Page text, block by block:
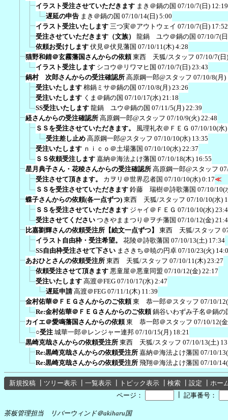
イラスト受注させていただきます まき＠鍋の国 07/10/7(日) 12:19
遅延の申告 まき＠鍋の国 07/10/14(日) 5:00
イラスト受注いたします 三つ実＠アウトウェイ 07/10/7(日) 17:52
受注させていただきます（文族）
龍鍋 ユウ＠鍋の国 07/10/7(
依頼お受けします 伏見＠伏見藩国 07/10/11(木) 4:28
猫野和錆＠玄霧藩国さんからの依頼 東西 天狐/スタッフ 07/10/7(日
イラスト受注します シコウ＠リワマヒ国 07/10/7(日) 23:43
鍋村 次郎さんからの受注確認所 高原鋼一郎@スタッフ 07/10/8(月)
受注いたします 棉鍋ミサ＠鍋の国 07/10/8(月) 23:26
受注いたします くま＠鍋の国 07/10/17(水) 21:18
SS受注いたします 龍鍋 ユウ＠鍋の国 07/11/5(月) 22:39
経さんからの受注確認所 高原鋼一郎@スタッフ 07/10/9(火) 22:48
ＳＳを受注させていただきます。
風理礼衣＠ＦＥＧ 07/10/10(水
受注差し止め 高原鋼一郎@スタッフ 07/10/10(水) 13:35
受注いたします ｎｉｃｏ＠土場藩国 07/10/10(水) 22:37
ＳＳ依頼受注します 嘉納＠海法よけ藩国 07/10/18(木) 16:55
星月典子さん・花稜さんからの受注確認所 高原鋼一郎@スタッフ
受注させて頂きます。
カヲリ＠世界忍者国 07/10/10(水) 0:17≪
ＳＳを受注させていただきます 鈴藤 瑞樹＠詩歌藩国 07/10/10(
蝶子さんからの依頼(各一点ずつ) 東西 天狐/スタッフ 07/10/10(水)
ＳＳを受注させていただきます ジャイ＠ＦＥＧ 07/10/10(水)
受注させてください つきやままつり＠ヲチ藩国 07/10/12(金)
比嘉劉輝さんの依頼受注所【絵文一点ずつ】
東西 天狐/スタッフ
イラスト自由枠・受注希望。
花陵＠詩歌藩国 07/10/13(土) 17:34
SS自由枠受注させて下さい まさきち＠暁の円卓 07/10/23(火)
あおひとさんの依頼受注所 東西 天狐/スタッフ 07/10/11(木) 23:27
依頼受注させて頂きます 悪童屋＠悪童同盟 07/10/12(金) 22:17
受注いたします 高渡＠FEG 07/10/17(水) 2:47
遅延申請 高渡＠FEG 07/11/1(木) 11:39
金村佑華＠ＦＥＧさんからのご依頼 東 恭一郎＠スタッフ 07/10/
Re:金村佑華＠ＦＥＧさんからのご依頼 鍋谷いわずみ子名＠鍋の
カイエ＠愛鳴藩国さんからの依頼 東 恭一郎＠スタッフ 07/10/12(
○受注 城華一郎＠レンジャー連邦 07/10/15(月) 18:21
黒崎克哉さんからの依頼受注所 東西 天狐/スタッフ 07/10/13(土)
Re:黒崎克哉さんからの依頼受注所 嘉納＠海法よけ藩国 07/10/
Re:黒崎克哉さんからの依頼受注所 飛翔＠海法よけ藩国 07/10/
新規投稿 ツリー表示 一覧表示 トピック表示 検索 設定
ホー
ページ：
記事番号：
茶板管理担当 リバーウィンド＠akiharu国